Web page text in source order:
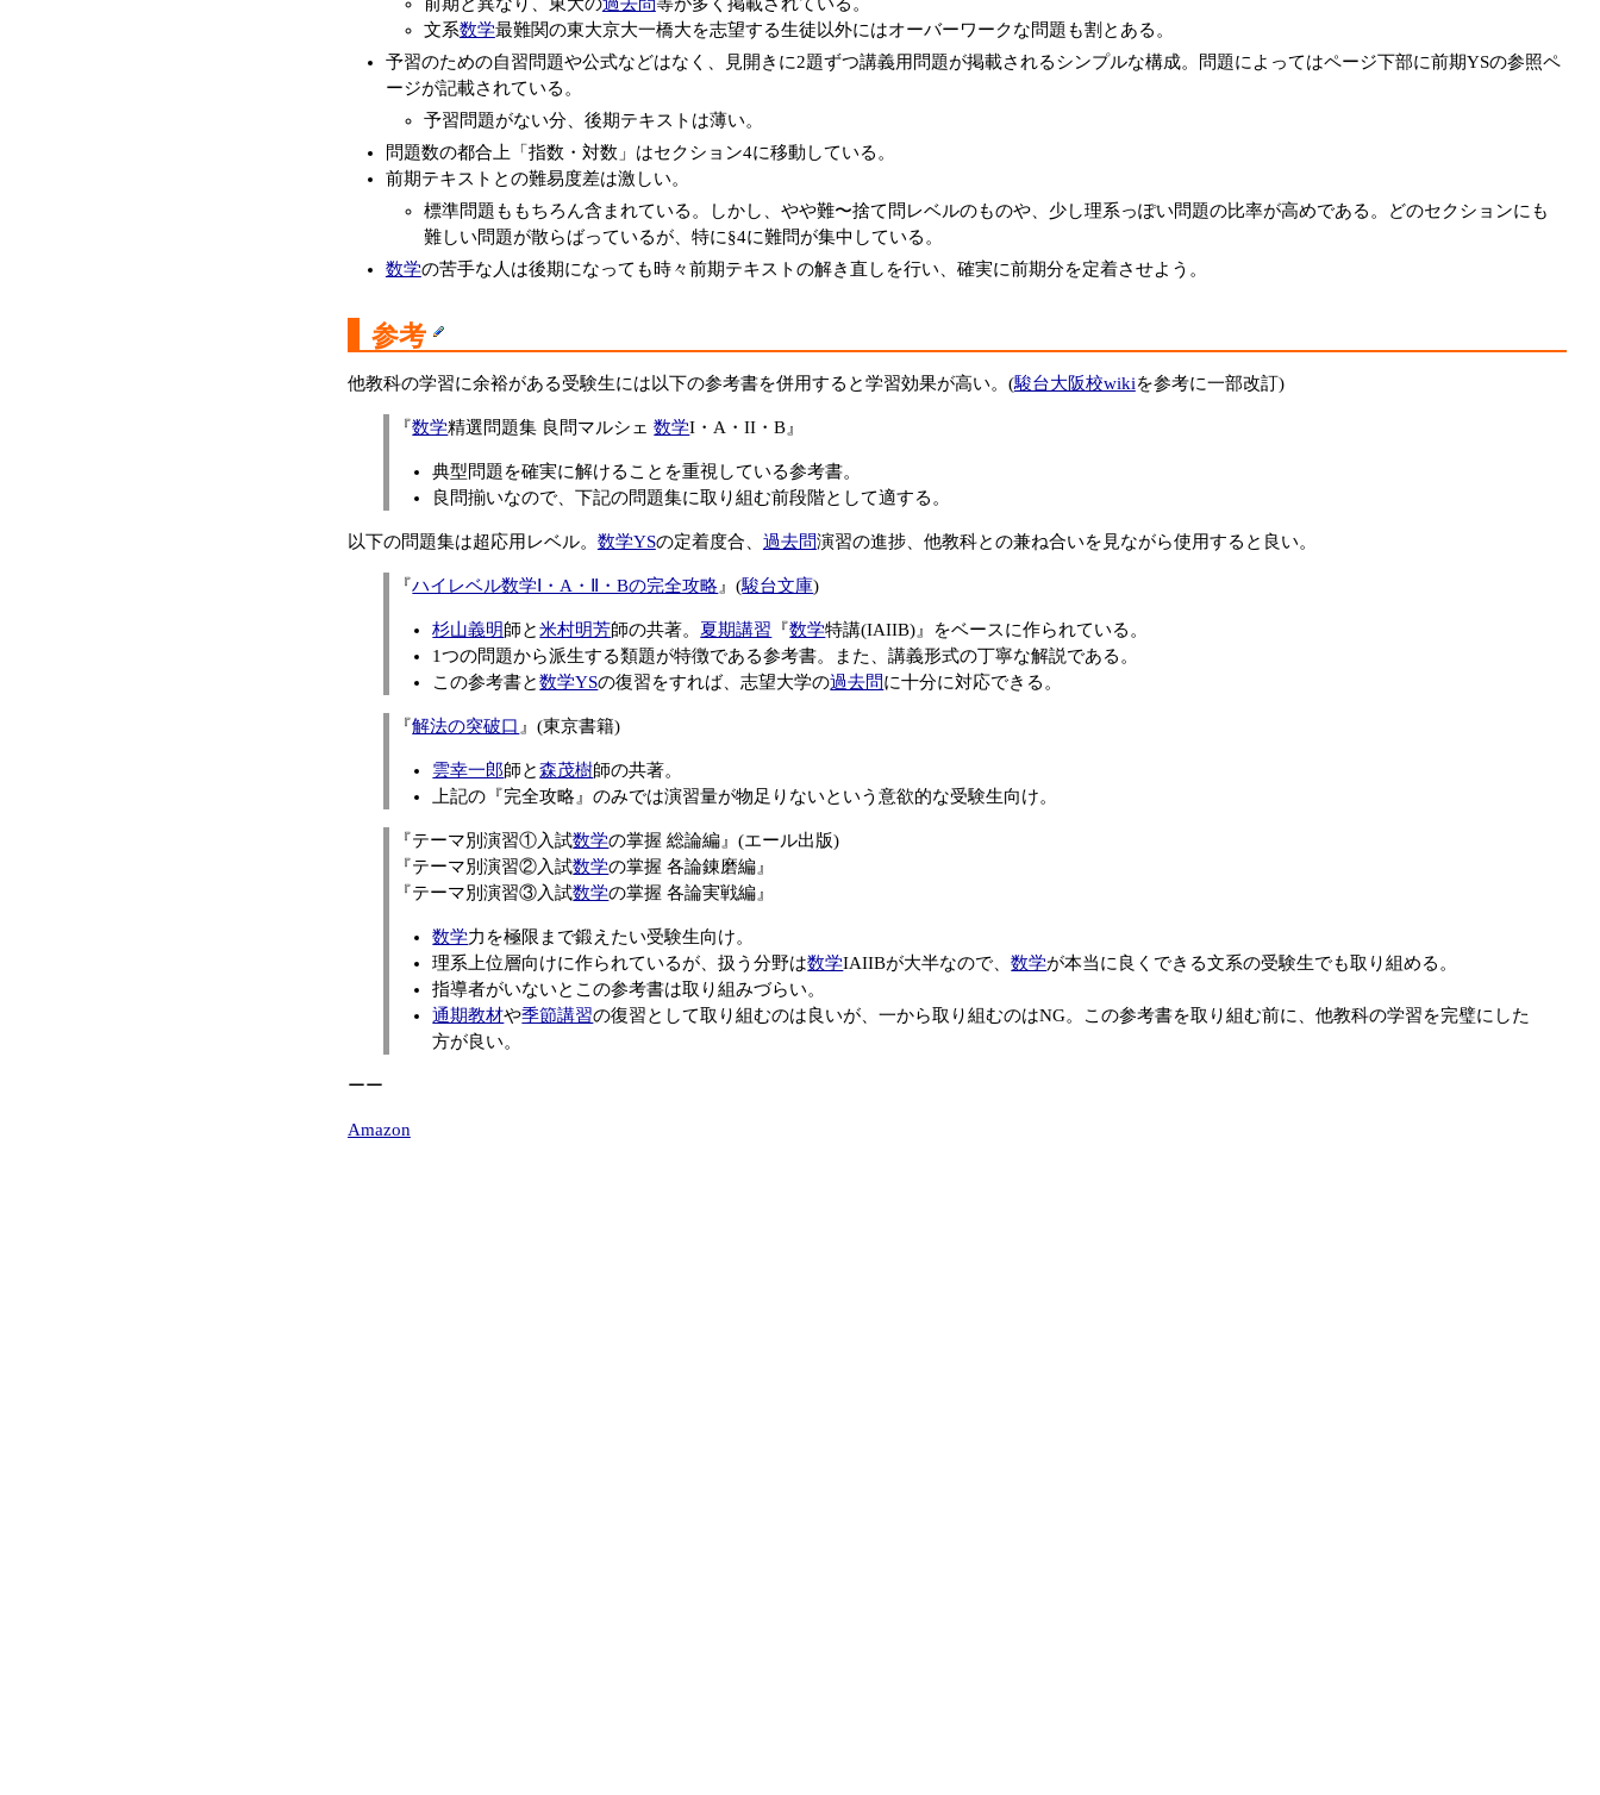
文系数学最難関の東大京大一橋大を志望する生徒以外にはオーバーワークな問題も割とある。
予習のための自習問題や公式などはなく、見開きに2題ずつ講義用問題が掲載されるシンプルな構成。問題によってはページ下部に前期YSの参照ペ
ージが記載されている。
予習問題がない分、後期テキストは薄い。
問題数の都合上「指数・対数」はセクション4に移動している。
前期テキストとの難易度差は激しい。
標準問題ももちろん含まれている。しかし、やや難〜捨て問レベルのものや、少し理系っぽい問題の比率が高めである。どのセクションにも
難しい問題が散らばっているが、特に§4に難問が集中している。
数学の苦手な人は後期になっても時々前期テキストの解き直しを行い、確実に前期分を定着させよう。
参考
他教科の学習に余裕がある受験生には以下の参考書を併用すると学習効果が高い。(駿台大阪校wikiを参考に一部改訂)
『数学精選問題集 良問マルシェ数学I・A・II・B』
典型問題を確実に解けることを重視している参考書。
良問揃いなので、下記の問題集に取り組む前段階として適する。
以下の問題集は超応用レベル。 数学YSの定着度合、 過去問演習の進捗、他教科との兼ね合いを見ながら使用すると良い。
『ハイレベル数学Ⅰ・A・Ⅱ・Bの完全攻略 』(駿台文庫)
杉山義明師と米村明芳師の共著。 夏期講習 『数学特講(IAIIB)』をベースに作られている。
1つの問題から派生する類題が特徴である参考書。また、講義形式の丁寧な解説である。
この参考書と数学YSの復習をすれば、志望大学の過去問に十分に対応できる。
『解法の突破口 』(東京書籍)
雲幸一郎師と森茂樹師の共著。
上記の『完全攻略』のみでは演習量が物足りないという意欲的な受験生向け。
『テーマ別演習①入試数学の掌握 総論編』(エール出版)
『テーマ別演習②入試数学の掌握 各論錬磨編』
『テーマ別演習③入試数学の掌握 各論実戦編』
数学力を極限まで鍛えたい受験生向け。
理系上位層向けに作られているが、扱う分野は数学IAIIBが大半なので、数学が本当に良くできる文系の受験生でも取り組める。
指導者がいないとこの参考書は取り組みづらい。
通期教材や季節講習の復習として取り組むのは良いが、一から取り組むのはNG。この参考書を取り組む前に、他教科の学習を完璧にした
方が良い。
ーー
Amazon